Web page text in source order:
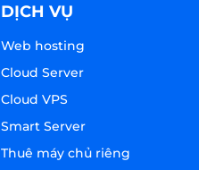
DỊCH VỤ
Web hosting
Cloud Server
Cloud VPS
Smart Server
Thuê máy chủ riêng